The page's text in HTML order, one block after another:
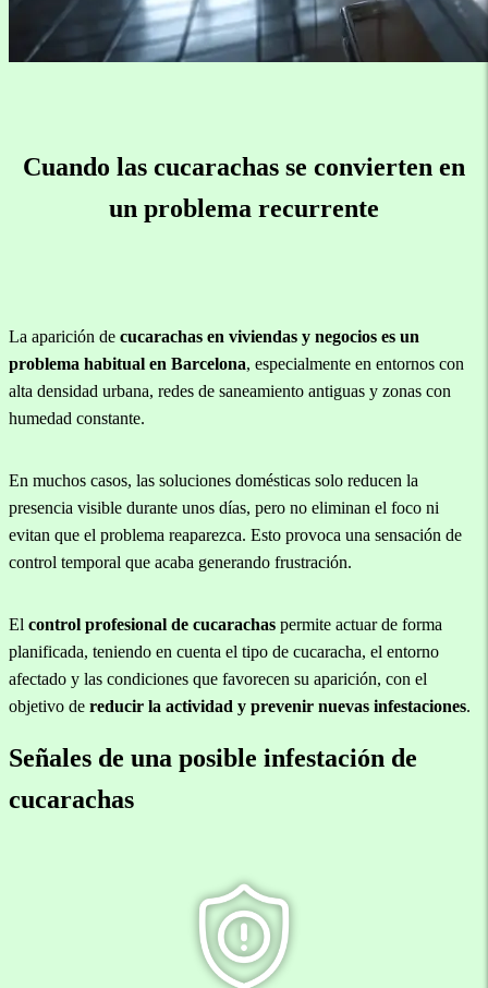
Cuando las cucarachas se convierten en
un problema recurrente
La aparición de cucarachas en viviendas y negocios es un
problema habitual en Barcelona, especialmente en entornos con
alta densidad urbana, redes de saneamiento antiguas y zonas con
humedad constante.
En muchos casos, las soluciones domésticas solo reducen la
presencia visible durante unos días, pero no eliminan el foco ni
evitan que el problema reaparezca. Esto provoca una sensación de
control temporal que acaba generando frustración.
El control profesional de cucarachas permite actuar de forma
planificada, teniendo en cuenta el tipo de cucaracha, el entorno
afectado y las condiciones que favorecen su aparición, con el
objetivo de reducir la actividad y prevenir nuevas infestaciones.
Señales de una posible infestación de
cucarachas